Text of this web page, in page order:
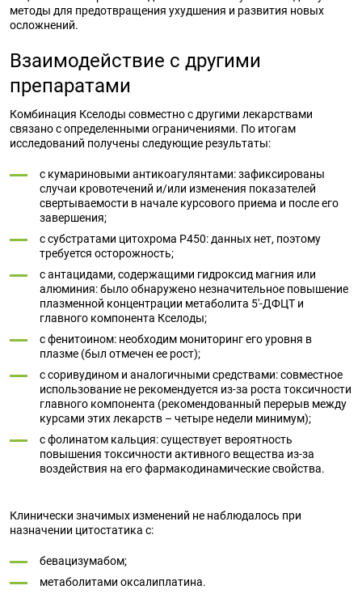
методы для предотвращения ухудшения и развития новых
осложнений.
Взаимодействие с другими
препаратами
Комбинация Кселоды совместно с другими лекарствами
связано с определенными ограничениями. По итогам
исследований получены следующие результаты:
с кумариновыми антикоагулянтами: зафиксированы
случаи кровотечений и/или изменения показателей
свертываемости в начале курсового приема и после его
завершения;
с субстратами цитохрома Р450: данных нет, поэтому
требуется осторожность;
с антацидами, содержащими гидроксид магния или
алюминия: было обнаружено незначительное повышение
плазменной концентрации метаболита 5'-ДФЦТ и
главного компонента Кселоды;
с фенитоином: необходим мониторинг его уровня в
плазме (был отмечен ее рост);
с соривудином и аналогичными средствами: совместное
использование не рекомендуется из-за роста токсичности
главного компонента (рекомендованный перерыв между
курсами этих лекарств – четыре недели минимум);
с фолинатом кальция: существует вероятность
повышения токсичности активного вещества из-за
воздействия на его фармакодинамические свойства.
Клинически значимых изменений не наблюдалось при
назначении цитостатика с:
бевацизумабом;
метаболитами оксалиплатина.